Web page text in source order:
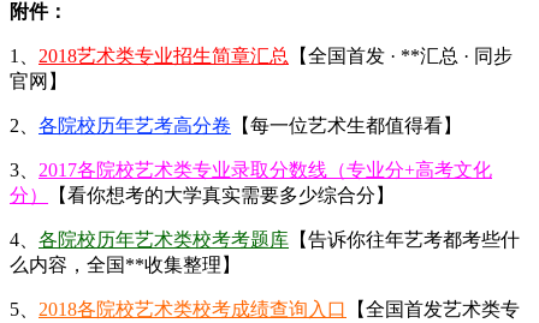
附件：
1、 2018艺术类专业招生简章汇总
【全国首发 · **汇总 · 同步
官网】
2、 各院校历年艺考高分卷 【每一位艺术生都值得看】
3、 2017各院校艺术类专业录取分数线（专业分+高考文化
分）
【看你想考的大学真实需要多少综合分】
4、 各院校历年艺术类校考考题库 【告诉你往年艺考都考些什
么内容，全国**收集整理】
5、 2018各院校艺术类校考成绩查询入口
【全国首发艺术类专